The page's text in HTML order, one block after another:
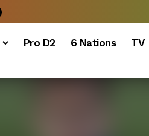
Pro D2 6 Nations TV